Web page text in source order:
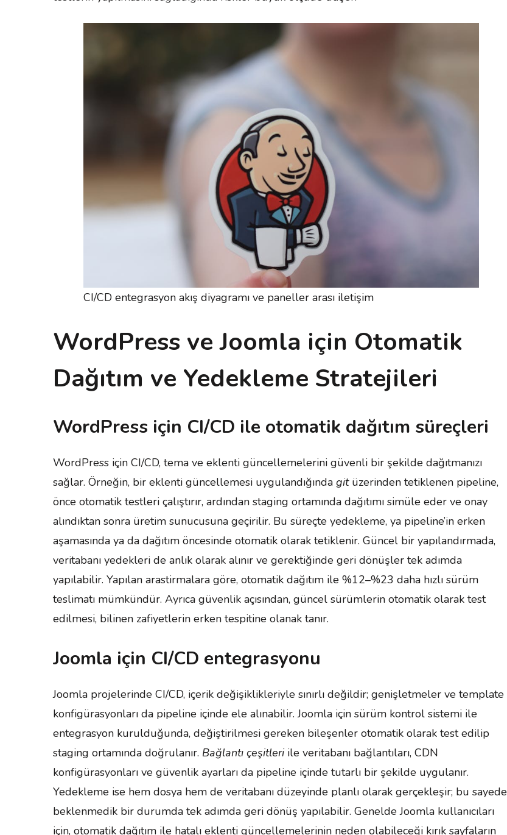
CI/CD entegrasyon akış diyagramı ve paneller arası iletişim
WordPress ve Joomla için Otomatik
Dağıtım ve Yedekleme Stratejileri
WordPress için CI/CD ile otomatik dağıtım süreçleri
WordPress için CI/CD, tema ve eklenti güncellemelerini güvenli bir şekilde dağıtmanızı
sağlar. Örneğin, bir eklenti güncellemesi uygulandığında gitüzerinden tetiklenen pipeline,
önce otomatik testleri çalıştırır, ardından staging ortamında dağıtımı simüle eder ve onay
alındıktan sonra üretim sunucusuna geçirilir. Bu süreçte yedekleme, ya pipeline’in erken
aşamasında ya da dağıtım öncesinde otomatik olarak tetiklenir. Güncel bir yapılandırmada,
veritabanı yedekleri de anlık olarak alınır ve gerektiğinde geri dönüşler tek adımda
yapılabilir. Yapılan arastirmalara göre, otomatik dağıtım ile %12–%23 daha hızlı sürüm
teslimatı mümkündür. Ayrıca güvenlik açısından, güncel sürümlerin otomatik olarak test
edilmesi, bilinen zafiyetlerin erken tespitine olanak tanır.
Joomla için CI/CD entegrasyonu
Joomla projelerinde CI/CD, içerik değişiklikleriyle sınırlı değildir; genişletmeler ve template
konfigürasyonları da pipeline içinde ele alınabilir. Joomla için sürüm kontrol sistemi ile
entegrasyon kurulduğunda, değiştirilmesi gereken bileşenler otomatik olarak test edilip
staging ortamında doğrulanır. Bağlantı çeşitleri ile veritabanı bağlantıları, CDN
konfigürasyonları ve güvenlik ayarları da pipeline içinde tutarlı bir şekilde uygulanır.
Yedekleme ise hem dosya hem de veritabanı düzeyinde planlı olarak gerçekleşir; bu sayede
beklenmedik bir durumda tek adımda geri dönüş yapılabilir. Genelde Joomla kullanıcıları
için, otomatik dağıtım ile hatalı eklenti güncellemelerinin neden olabileceği kırık sayfaların